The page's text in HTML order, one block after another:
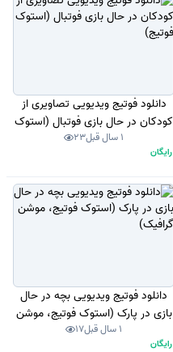
دانلود فوتیج ویدیویی تصاویری از
کودکان در حال بازی فوتبال (استوک
فوتیج)
1 سال قبل 23
رایگان
دانلود فوتیج ویدیویی بچه در حال
بازی در پارک (استوک فوتیج، موشن
گرافیک) 1 سال قبل 17
رایگان